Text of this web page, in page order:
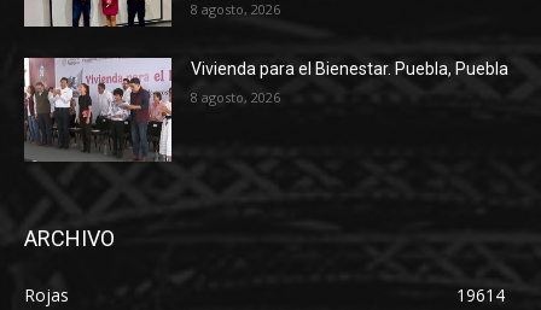
8 agosto, 2026
Vivienda para el Bienestar. Puebla, Puebla
8 agosto, 2026
ARCHIVO
Rojas
19614